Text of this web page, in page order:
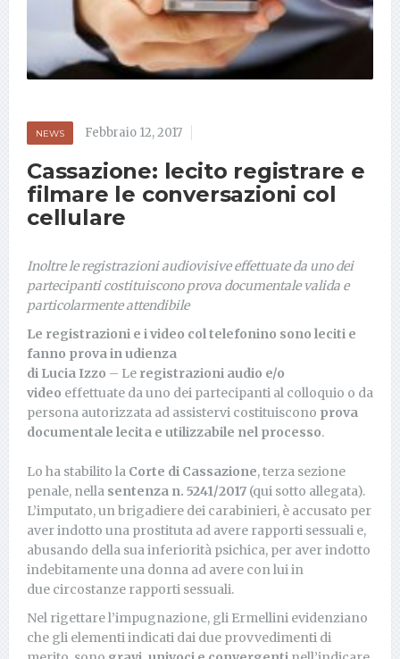
NEWS Febbraio 12, 2017
Cassazione: lecito registrare e
filmare le conversazioni col
cellulare
Inoltre le registrazioni audiovisive effettuate da uno dei
partecipanti costituiscono prova documentale valida e
particolarmente attendibile
Le registrazioni e i video col telefonino sono leciti e
fanno prova in udienza
di Lucia Izzo – Le registrazioni audio e/o
video effettuate da uno dei partecipanti al colloquio o da
persona autorizzata ad assistervi costituiscono prova
documentale lecita e utilizzabile nel processo.
Lo ha stabilito la Corte di Cassazione, terza sezione
penale, nella sentenza n. 5241/2017 (qui sotto allegata).
L’imputato, un brigadiere dei carabinieri, è accusato per
aver indotto una prostituta ad avere rapporti sessuali e,
abusando della sua inferiorità psichica, per aver indotto
indebitamente una donna ad avere con lui in
due circostanze rapporti sessuali.
Nel rigettare l’impugnazione, gli Ermellini evidenziano
che gli elementi indicati dai due provvedimenti di